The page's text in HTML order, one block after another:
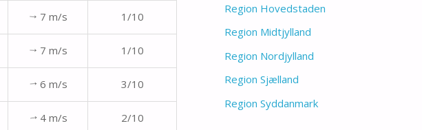
↑7 m/s 1/10
↑7 m/s 1/10
↑6 m/s 3/10
↑4 m/s 2/10
Region Hovedstaden
Region Midtjylland
Region Nordjylland
Region Sjælland
Region Syddanmark